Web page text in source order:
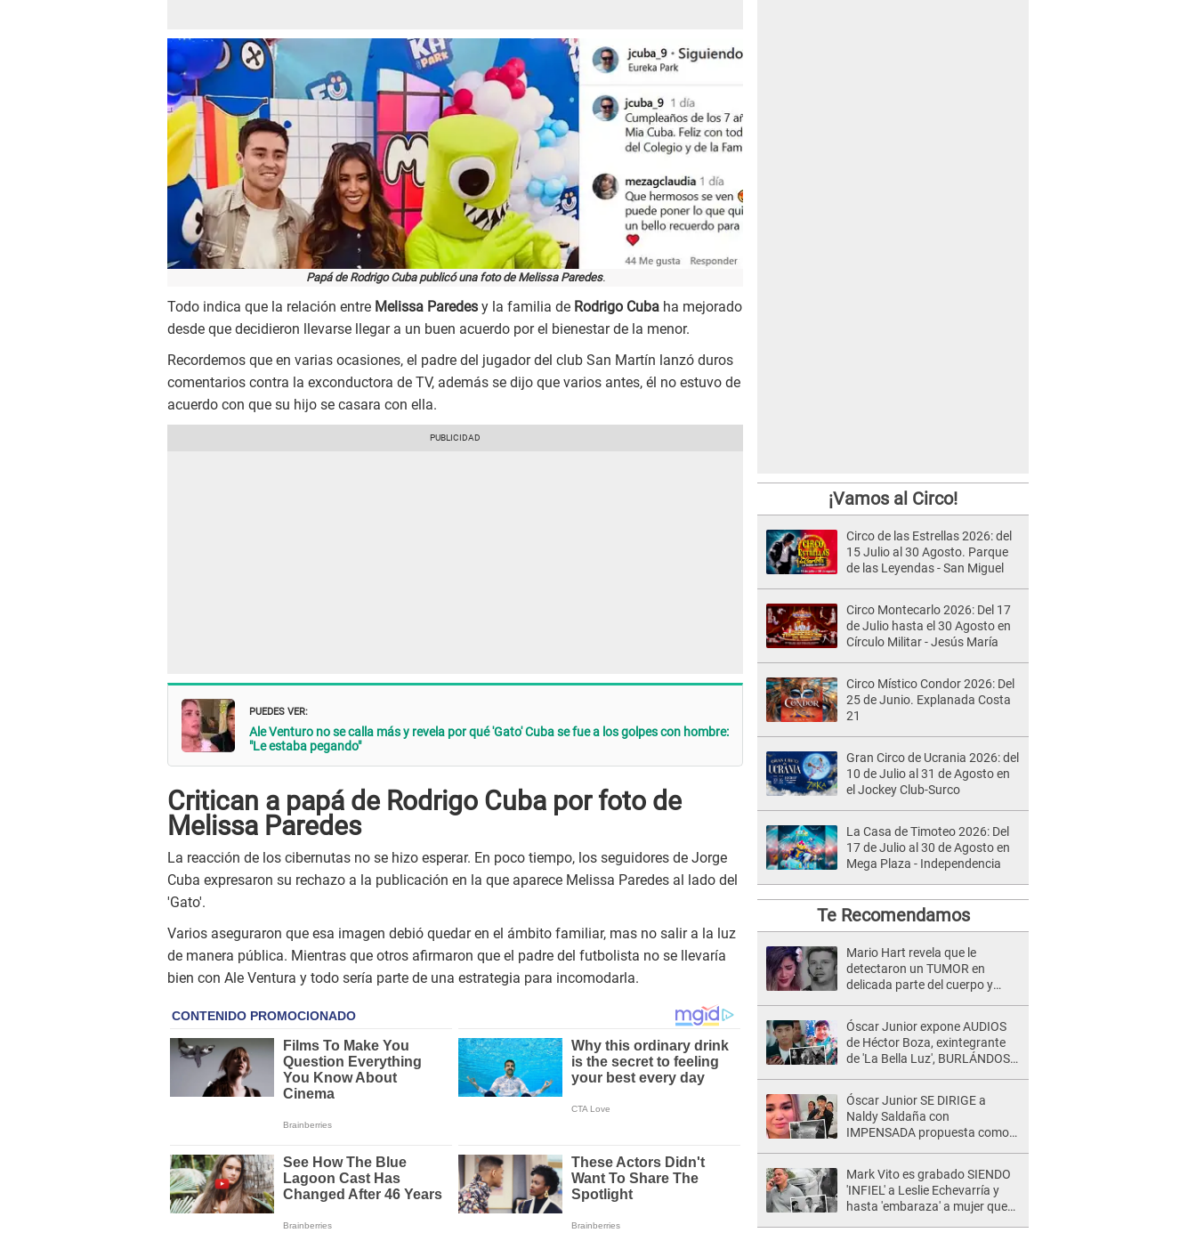
Papá de Rodrigo Cuba publicó una foto de Melissa Paredes.
Todo indica que la relación entre Melissa Paredes y la familia de Rodrigo Cuba ha mejorado
desde que decidieron llevarse llegar a un buen acuerdo por el bienestar de la menor.
Recordemos que en varias ocasiones, el padre del jugador del club San Martín lanzó duros
comentarios contra la exconductora de TV, además se dijo que varios antes, él no estuvo de
acuerdo con que su hijo se casara con ella.
PUEDES VER:
Ale Venturo no se calla más y revela por qué 'Gato' Cuba se fue a los golpes con hombre:
"Le estaba pegando"
Critican a papá de Rodrigo Cuba por foto de
Melissa Paredes
La reacción de los cibernutas no se hizo esperar. En poco tiempo, los seguidores de Jorge
Cuba expresaron su rechazo a la publicación en la que aparece Melissa Paredes al lado del
'Gato'.
Varios aseguraron que esa imagen debió quedar en el ámbito familiar, mas no salir a la luz
de manera pública. Mientras que otros afirmaron que el padre del futbolista no se llevaría
bien con Ale Ventura y todo sería parte de una estrategia para incomodarla.
¡Vamos al Circo!
Circo de las Estrellas 2026: del
15 Julio al 30 Agosto. Parque
de las Leyendas - San Miguel
Circo Montecarlo 2026: Del 17
de Julio hasta el 30 Agosto en
Círculo Militar - Jesús María
Circo Místico Condor 2026: Del
25 de Junio. Explanada Costa
21
Gran Circo de Ucrania 2026: del
10 de Julio al 31 de Agosto en
el Jockey Club-Surco
La Casa de Timoteo 2026: Del
17 de Julio al 30 de Agosto en
Mega Plaza - Independencia
Te Recomendamos
Mario Hart revela que le
detectaron un TUMOR en
delicada parte del cuerpo y
muy fuertes..."
Óscar Junior expone AUDIOS
de Héctor Boza, exintegrante
de 'La Bella Luz', BURLÁNDOSE
de maltrato: "Grábame..."
Óscar Junior SE DIRIGE a
Naldy Saldaña con
IMPENSADA propuesta como
Mark Vito es grabado SIENDO
'INFIEL' a Leslie Echevarría y
hasta 'embaraza' a mujer que